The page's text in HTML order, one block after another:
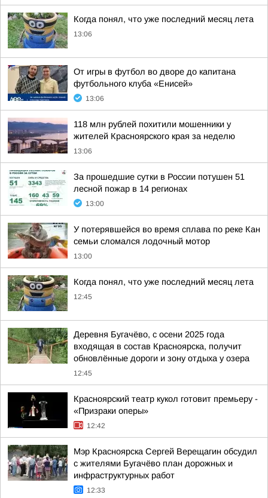
Когда понял, что уже последний месяц лета
13:06
От игры в футбол во дворе до капитана
футбольного клуба «Енисей»
13:06
118 млн рублей похитили мошенники у
жителей Красноярского края за неделю
13:06
За прошедшие сутки в России потушен 51
лесной пожар в 14 регионах
13:00
У потерявшейся во время сплава по реке Кан
семьи сломался лодочный мотор
13:00
Когда понял, что уже последний месяц лета
12:45
Деревня Бугачёво, с осени 2025 года
входящая в состав Красноярска, получит
обновлённые дороги и зону отдыха у озера
12:45
Красноярский театр кукол готовит премьеру -
«Призраки оперы»
12:42
Мэр Красноярска Сергей Верещагин обсудил
с жителями Бугачёво план дорожных и
инфраструктурных работ
12:33